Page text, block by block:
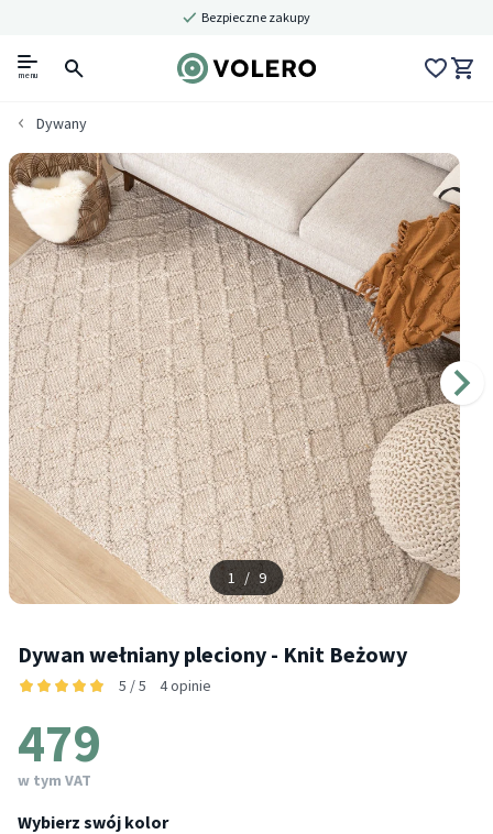
Bezpieczne zakupy
menu
Dywany
1 / 9
Dywan wełniany pleciony - Knit Beżowy
5 / 5 4 opinie
479
w tym VAT
Wybierz swój kolor